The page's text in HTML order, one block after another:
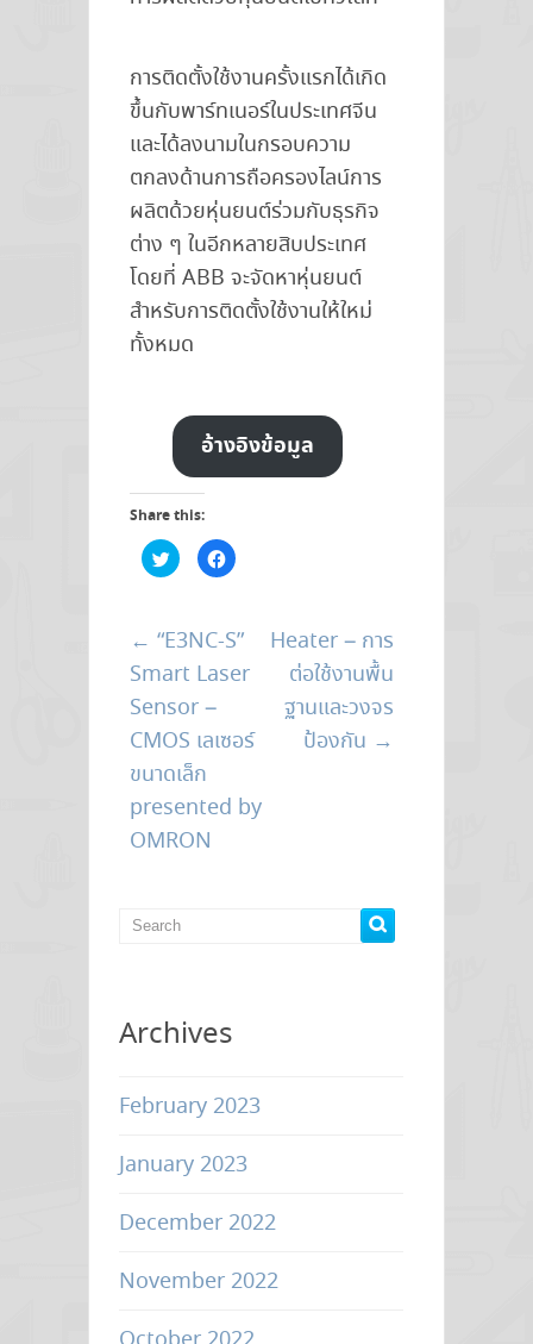
การติดตั้งใช้งานครั้งแรกได้เกิด
ขึ้นกับพาร์ทเนอร์ในประเทศจีน
และได้ลงนามในกรอบความ
ตกลงด้านการถือครองไลน์การ
ผลิตด้วยหุ่นยนต์ร่วมกับธุรกิจ
ต่าง ๆ ในอีกหลายสิบประเทศ
โดยที่ ABB จะจัดหาหุ่นยนต์
สำหรับการติดตั้งใช้งานให้ใหม่
ทั้งหมด
อ้างอิงข้อมูล
Share this:
C
l
o
s
h
a
e
n
T
w
i
t
r
(
s
i
n
)
C
l
o
s
h
a
n
F
e
b
w
i
w
)
← “E3NC-S”
Smart Laser
Sensor –
CMOS เลเซอร์
ขนาดเล็ก
presented by
OMRON
Heater – การ
ต่อใช้งานพื้น
ฐานและวงจร
ป้องกัน →
Archives
February 2023
January 2023
December 2022
November 2022